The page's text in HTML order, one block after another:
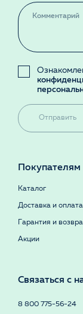
Отправить
Покупателям
Каталог
Доставка и оплата
Гарантия и
Акции
Связаться с
8 800 775-56-24